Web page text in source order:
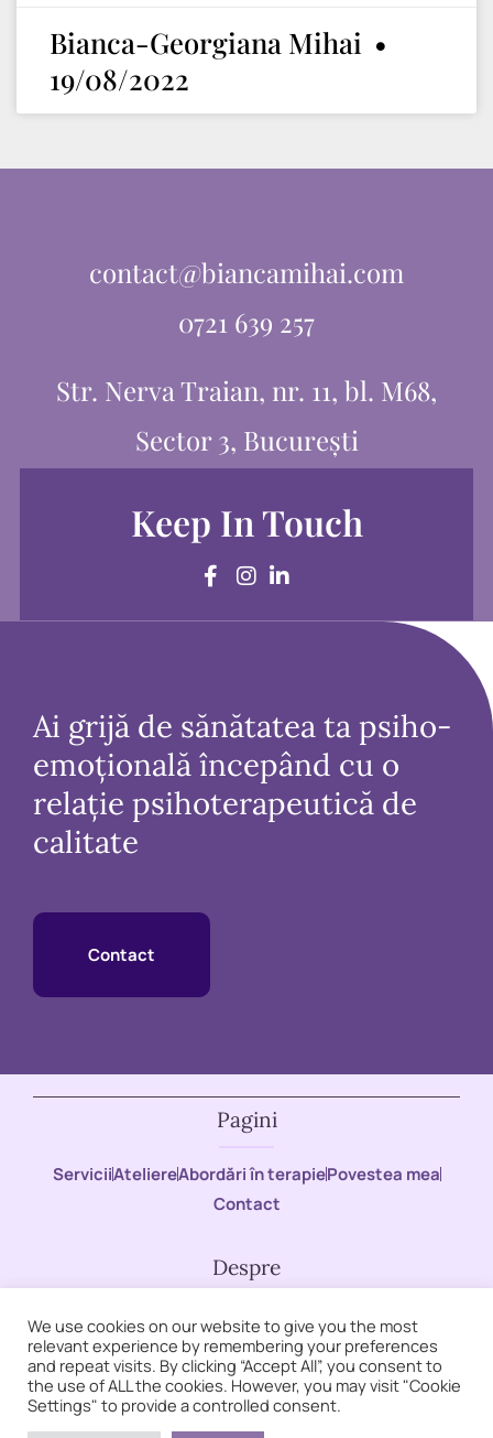
Bianca-Georgiana Mihai
19/08/2022
contact@biancamihai.com
0721 639 257
Str. Nerva Traian, nr. 11, bl. M68,
Sector 3, București
Keep In Touch
Ai grijă de sănătatea ta psiho-
emoțională începând cu o
relație psihoterapeutică de
calitate
Contact
Pagini
ServiciiAteliereAbordări în terapiePovestea mea
Contact
Despre
Ofer ședințe de psihoterapie pentru echilibrul tău
emoțional printr-o abordare psihodinamică
Reguli de conduită
We use cookies on our website to give you the most
relevant experience by remembering your preferences
and repeat visits. By clicking “Accept All”, you consent to
the use of ALL the cookies. However, you may visit "Cookie
Settings" to provide a controlled consent.